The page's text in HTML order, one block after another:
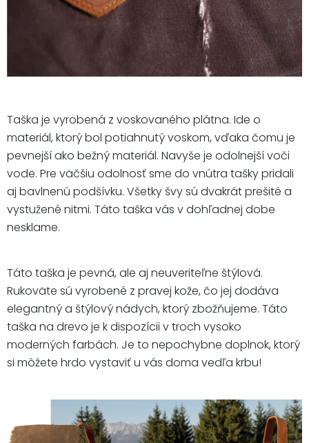
Taška je vyrobená z voskovaného plátna. Ide o
materiál, ktorý bol potiahnutý voskom, vďaka čomu je
pevnejší ako bežný materiál. Navyše je odolnejší voči
vode. Pre väčšiu odolnosť sme do vnútra tašky pridali
aj bavlnenú podšívku. Všetky švy sú dvakrát prešité a
vystužené nitmi. Táto taška vás v dohľadnej dobe
nesklame.
Táto taška je pevná, ale aj neuveriteľne štýlová.
Rukoväte sú vyrobené z pravej kože, čo jej dodáva
elegantný a štýlový nádych, ktorý zbožňujeme. Táto
taška na drevo je k dispozícii v troch vysoko
moderných farbách. Je to nepochybne doplnok, ktorý
si môžete hrdo vystaviť u vás doma vedľa krbu!